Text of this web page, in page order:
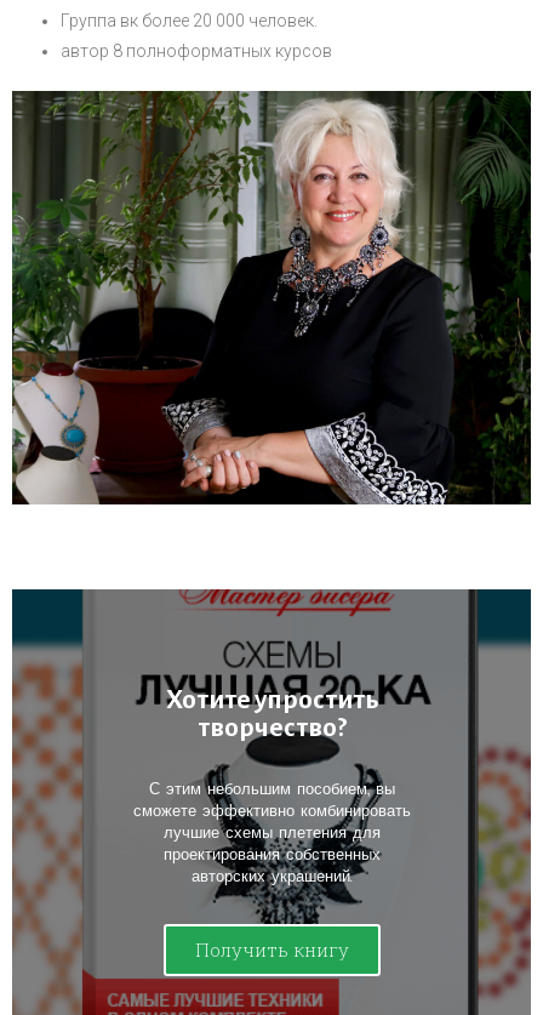
Группа вк более 20 000 человек.
автор 8 полноформатных курсов
Хотите упростить
творчество?
С этим небольшим пособием, вы
сможете эффективно комбинировать
лучшие схемы плетения для
проектирования собственных
авторских украшений.
Получить книгу